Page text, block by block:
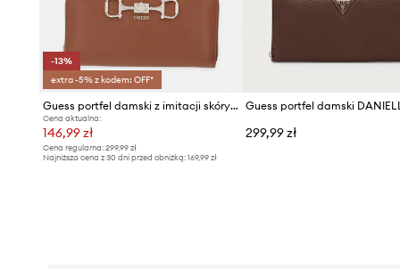
-13%
extra -5% z kodem: OFF*
Guess portfel damski z imitacji skóry JANIE
Cena aktualna:
146,99 zł
Cena regularna: 299,99 zł
Najniższa cena z 30 dni przed obniżką: 169,99 zł
Guess portfel damski
299,99 zł